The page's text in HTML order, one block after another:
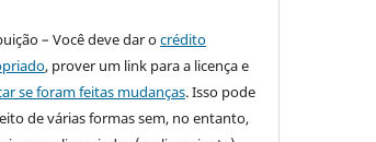
– Você deve dar ocrédito
, prover um link para a licença e
se foram feitas mudanças. Isso pode
de várias formas sem, no entanto,